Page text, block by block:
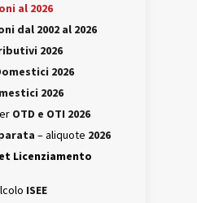
al 2026
dal 2002 al 2026
2026
2026
2026
OTD e OTI 2026
– aliquote 2026
Licenziamento
ISEE